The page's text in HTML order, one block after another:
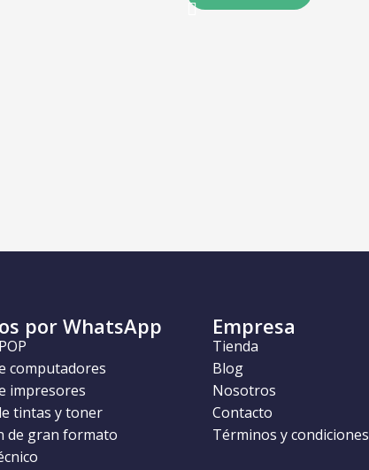
por WhatsApp
computadores
impresores
tintas y toner
de gran formato
Empresa
Tienda
Blog
Nosotros
Contacto
Términos y condiciones